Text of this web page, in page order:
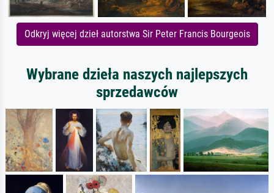
Odkryj więcej dzieł autorstwa Sir Peter Francis Bourgeois
Wybrane dzieła naszych najlepszych
sprzedawców